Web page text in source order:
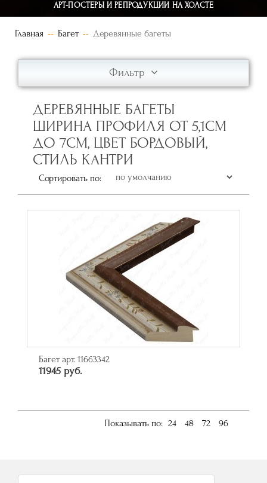
АРТ-ПОСТЕРЫ И РЕПРОДУКЦИИ НА ХОЛСТЕ
Главная Багет Деревянные багеты
Фильтр
ДЕРЕВЯННЫЕ БАГЕТЫ
ШИРИНА ПРОФИЛЯ ОТ 5,1СМ
ДО 7СМ, ЦВЕТ БОРДОВЫЙ,
СТИЛЬ КАНТРИ
Сортировать по:
Багет арт. 11663342
11945 руб.
Показывать по: 24 48 72 96